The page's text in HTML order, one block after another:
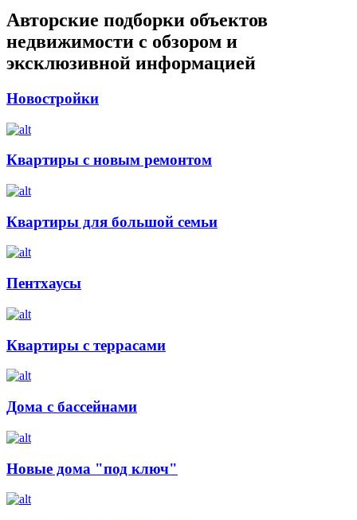
Авторские подборки объектов
недвижимости с обзором и
эксклюзивной информацией
Новостройки
Квартиры с новым ремонтом
Квартиры для большой семьи
Пентхаусы
Квартиры с террасами
Дома с бассейнами
Новые дома "под ключ"